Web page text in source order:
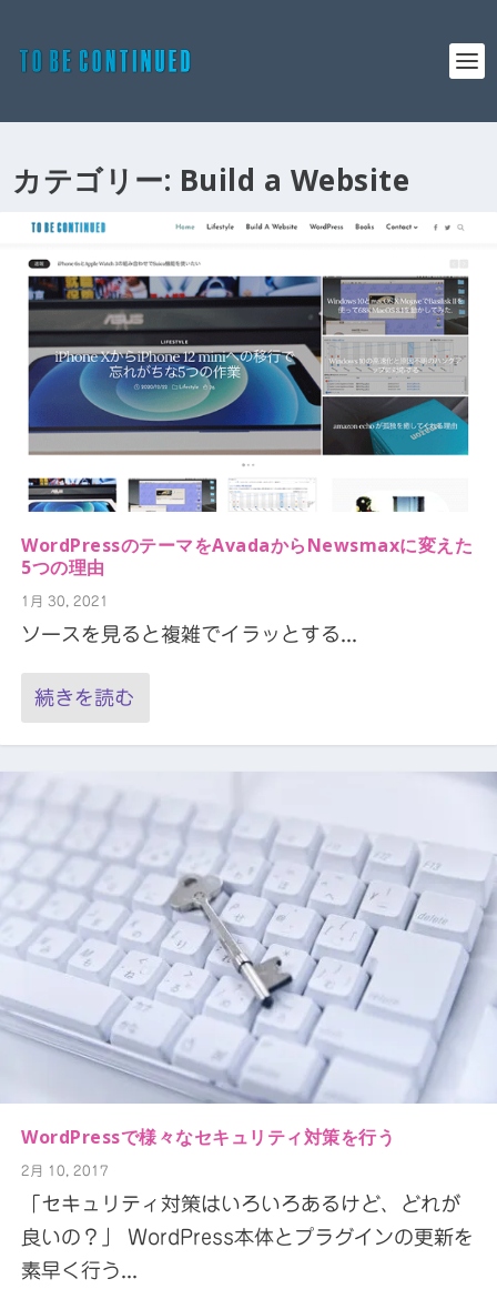
カテゴリー: Build a Website
WordPressのテーマをAvadaからNewsmaxに変えた
5つの理由
1月 30, 2021
ソースを見ると複雑でイラッとする...
続きを読む
WordPressで様々なセキュリティ対策を行う
2月 10, 2017
「セキュリティ対策はいろいろあるけど、どれが
良いの？」 WordPress本体とプラグインの更新を
素早く行う...